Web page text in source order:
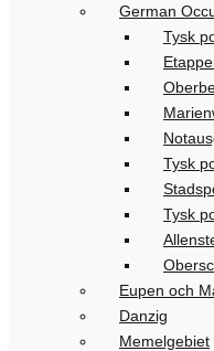
German
Tysk
Tysk
Tysk
Eupen och
Danzig
Memelgebiet